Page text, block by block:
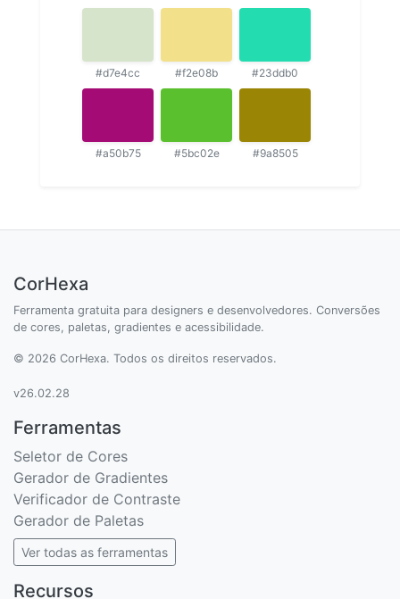
#d7e4cc #f2e08b #23ddb0
#a50b75 #5bc02e #9a8505
CorHexa
Ferramenta gratuita para designers e desenvolvedores. Conversões
de cores, paletas, gradientes e acessibilidade.
© 2026 CorHexa. Todos os direitos reservados.
v26.02.28
Ferramentas
Seletor de Cores
Gerador de Gradientes
Verificador de Contraste
Gerador de Paletas
Ver todas as ferramentas
Recursos